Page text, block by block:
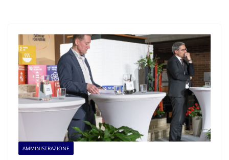
AMMINISTRAZIONE